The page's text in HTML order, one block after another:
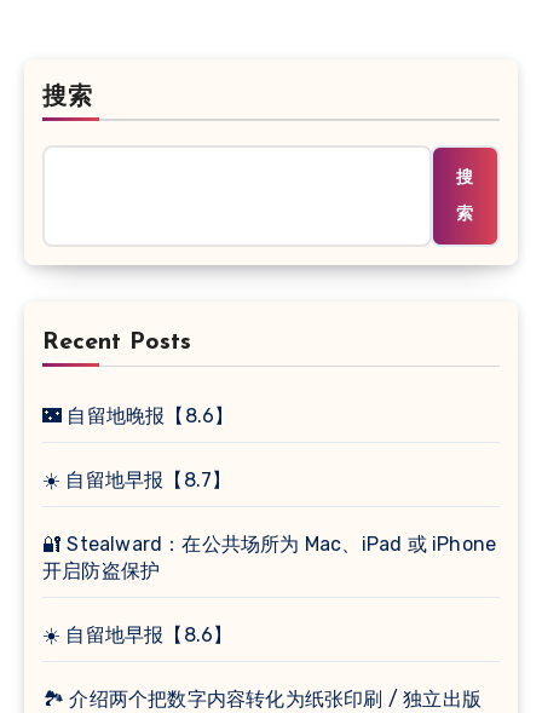
搜索
搜
索
Recent Posts
🌃 自留地晚报【8.6】
☀️ 自留地早报【8.7】
🔐 Stealward：在公共场所为 Mac、iPad 或 iPhone
开启防盗保护
☀️ 自留地早报【8.6】
🏞 介绍两个把数字内容转化为纸张印刷 / 独立出版